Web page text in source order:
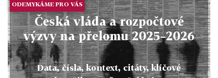
ODEMYKÁME PRO VÁS
Česká vláda a rozpočtové
výzvy na přelomu 2025–2026
Data, čísla, kontext, citáty, klíčové